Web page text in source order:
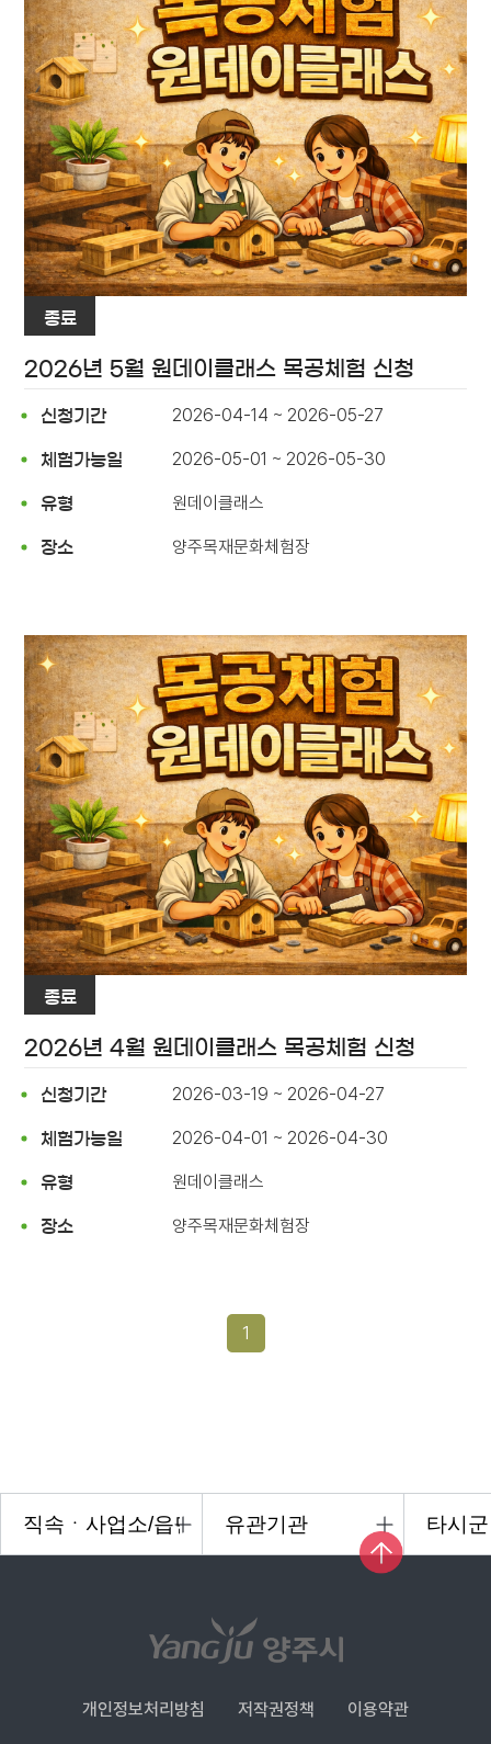
종료
2026년 5월 원데이클래스 목공체험 신청
신청기간 2026-04-14 ~ 2026-05-27
체험가능일 2026-05-01 ~ 2026-05-30
유형 원데이클래스
장소 양주목재문화체험장
종료
2026년 4월 원데이클래스 목공체험 신청
신청기간 2026-03-19 ~ 2026-04-27
체험가능일 2026-04-01 ~ 2026-04-30
유형 원데이클래스
장소 양주목재문화체험장
1
개인정보처리방침 저작권정책 이용약관